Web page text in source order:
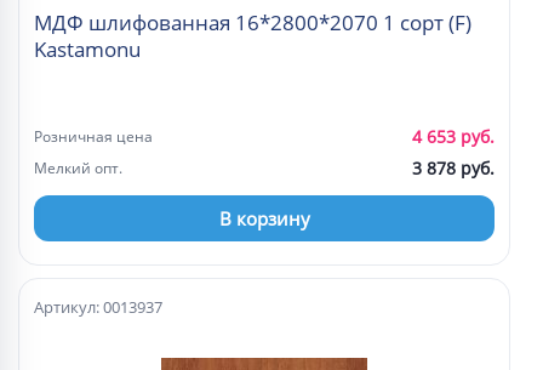
МДФ шлифованная 16*2800*2070 1 сорт (F)
Kastamonu
Розничная цена 4 653 руб.
Мелкий опт. 3 878 руб.
В корзину
Артикул: 0013937